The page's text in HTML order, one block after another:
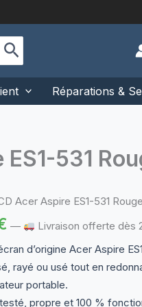
Réparations &
531
Acer Aspire ES1-531
—
Livraison offerte dès
d’origine Acer Aspire
rayé ou usé tout en
portable.
propre et 100 %